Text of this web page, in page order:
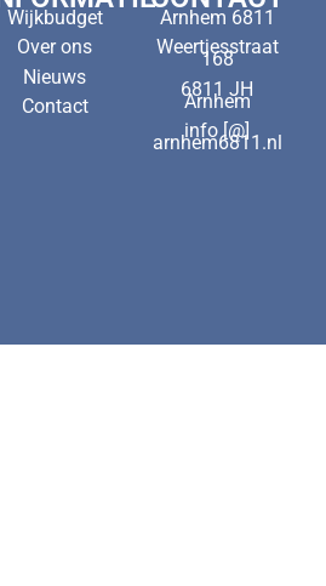
Arnhem 6811
Weertjesstraat
168
6811 JH
Arnhem
info [@]
arnhem6811.nl
Wijkbudget
Over ons
Nieuws
Contact